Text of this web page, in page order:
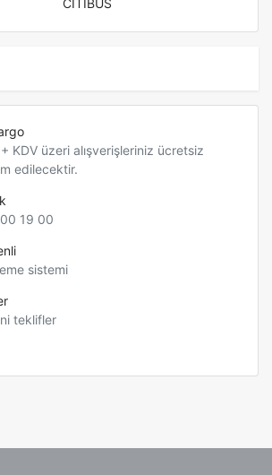
KDV üzeri alışverişleriniz ücretsiz
edilecektir.
19 00
sistemi
teklifler